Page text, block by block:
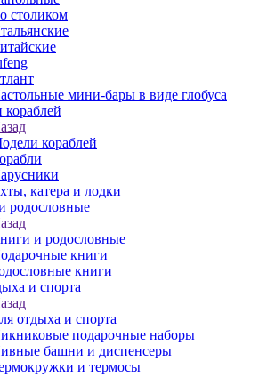
столиком
мини-бары в виде глобуса
кораблей
катера и лодки
родословные
и родословные
книги
книги
и спорта
отдыха и спорта
подарочные наборы
башни и диспенсеры
и термосы